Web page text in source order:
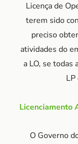
Licença de
terem sido
preciso
atividades do
a LO, se todas
Licenciamento
O Governo